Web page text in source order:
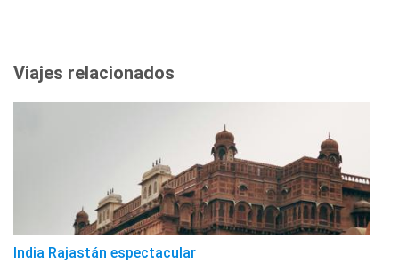
Viajes relacionados
India Rajastán espectacular